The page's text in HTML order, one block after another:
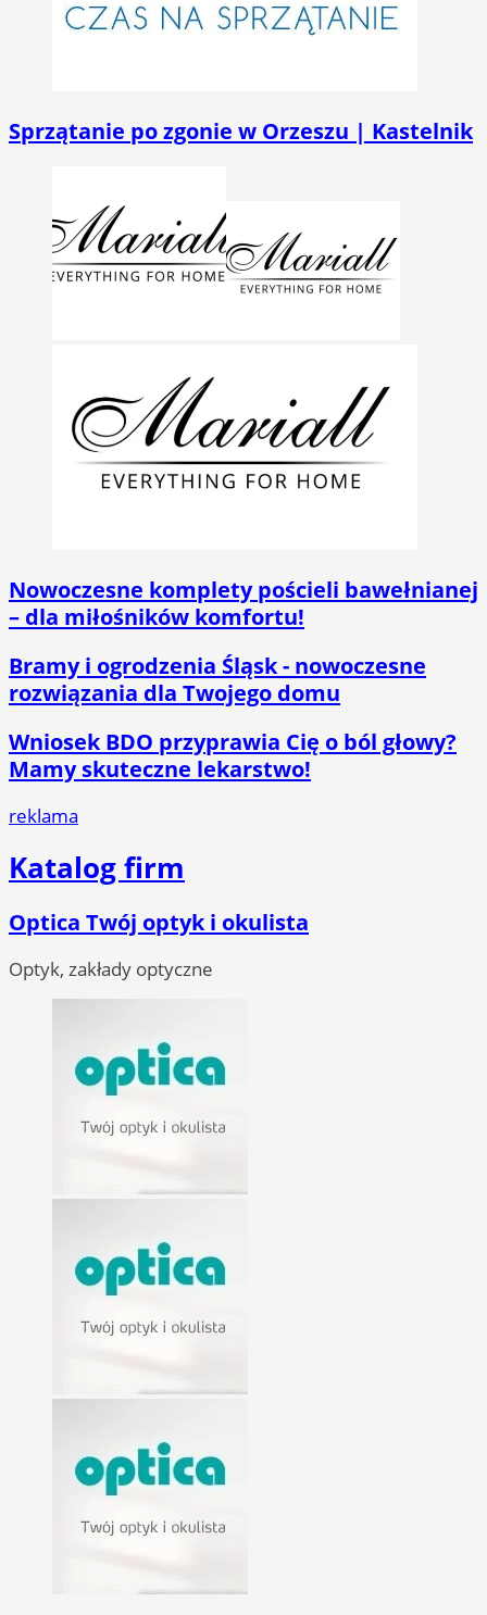
Sprzątanie po zgonie w Orzeszu | Kastelnik
Nowoczesne komplety pościeli bawełnianej
– dla miłośników komfortu!
Bramy i ogrodzenia Śląsk - nowoczesne
rozwiązania dla Twojego domu
Wniosek BDO przyprawia Cię o ból głowy?
Mamy skuteczne lekarstwo!
reklama
Katalog firm
Optica Twój optyk i okulista
Optyk, zakłady optyczne